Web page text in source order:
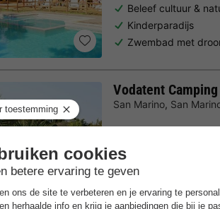
Beleef cultuur &
Kinderparadijs
Zwembad met
Vodatent
San Marino, San
Gratis Wifi punt
Authentieke
Diverse